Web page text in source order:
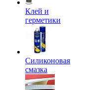
Клей и
герметики
Силиконовая
смазка